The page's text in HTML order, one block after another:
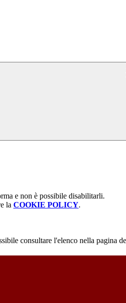
e non è possibile disabilitarli.
la COOKIE POLICY.
consultare l'elenco nella pagina